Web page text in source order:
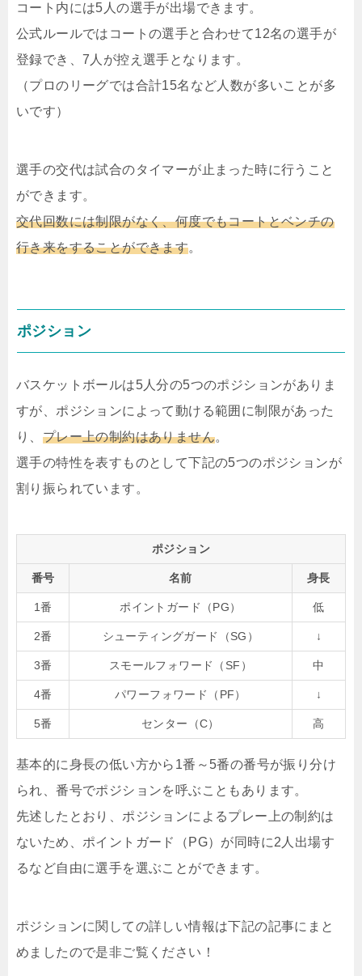
コート内には5人の選手が出場できます。
公式ルールではコートの選手と合わせて12名の選手が
登録でき、7人が控え選手となります。
（プロのリーグでは合計15名など人数が多いことが多
いです）
選手の交代は試合のタイマーが止まった時に行うこと
ができます。
交代回数には制限がなく、何度でもコートとベンチの
行き来をすることができます。
ポジション
バスケットボールは5人分の5つのポジションがありま
すが、ポジションによって動ける範囲に制限があった
り、 プレー上の制約はありません。
選手の特性を表すものとして下記の5つのポジションが
割り振られています。
ポジション
番号 名前 身長
1番 ポイントガード（PG） 低
2番 シューティングガード（SG） ↓
3番 スモールフォワード（SF） 中
4番 パワーフォワード（PF） ↓
5番 センター（C） 高
基本的に身長の低い方から1番～5番の番号が振り分け
られ、番号でポジションを呼ぶこともあります。
先述したとおり、ポジションによるプレー上の制約は
ないため、ポイントガード（PG）が同時に2人出場す
るなど自由に選手を選ぶことができます。
ポジションに関しての詳しい情報は下記の記事にまと
めましたので是非ご覧ください！